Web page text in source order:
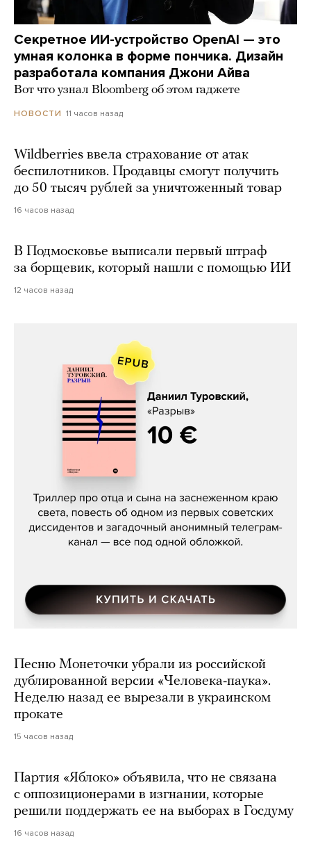
Секретное ИИ-устройство OpenAI — это
умная колонка в форме пончика. Дизайн
разработала компания Джони Айва
Вот что узнал Bloomberg об этом гаджете
НОВОСТИ 11 часов назад
Wildberries ввела страхование от атак
беспилотников. Продавцы смогут получить
до 50 тысяч рублей за уничтоженный товар
16 часов назад
В Подмосковье выписали первый штраф
за борщевик, который нашли с помощью ИИ
12 часов назад
Даниил Туровский, «Разрыв»
Песню Монеточки убрали из российской
дублированной версии «Человека-паука».
Неделю назад ее вырезали в украинском
прокате
15 часов назад
Партия «Яблоко» объявила, что не связана
с оппозиционерами в изгнании, которые
решили поддержать ее на выборах в Госдуму
16 часов назад